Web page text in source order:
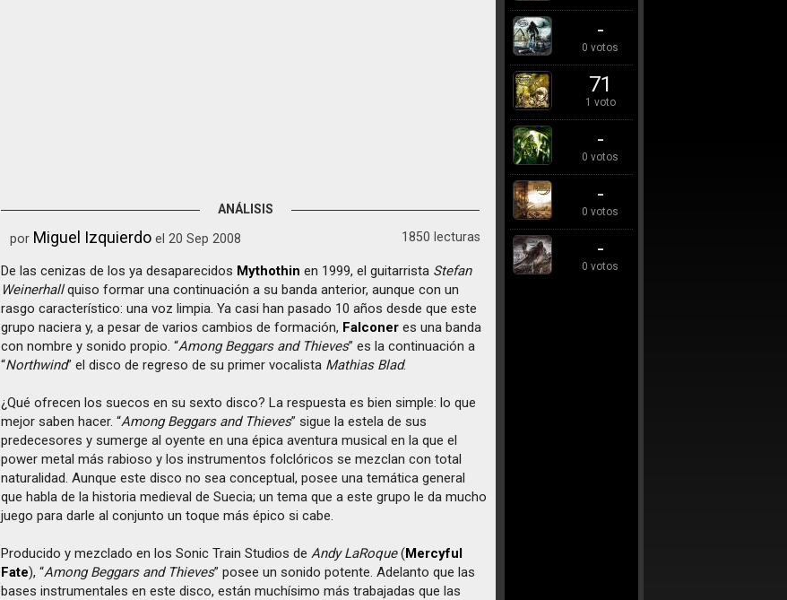
ANÁLISIS
por Miguel Izquierdo el 20 Sep 2008 1850 lecturas
De las cenizas de los ya desaparecidos Mythothin en 1999, el guitarrista Stefan
Weinerhallquiso formar una continuación a su banda anterior, aunque con un
rasgo característico: una voz limpia. Ya casi han pasado 10 años desde que este
grupo naciera y, a pesar de varios cambios de formación, Falconer es una banda
con nombre y sonido propio. “Among Beggars and Thieves” es la continuación a
“Northwind” el disco de regreso de su primer vocalista Mathias Blad.
¿Qué ofrecen los suecos en su sexto disco? La respuesta es bien simple: lo que
mejor saben hacer. “Among Beggars and Thieves” sigue la estela de sus
predecesores y sumerge al oyente en una épica aventura musical en la que el
power metal más rabioso y los instrumentos folclóricos se mezclan con total
naturalidad. Aunque este disco no sea conceptual, posee una temática general
que habla de la historia medieval de Suecia; un tema que a este grupo le da mucho
juego para darle al conjunto un toque más épico si cabe.
Producido y mezclado en los Sonic Train Studios deAndy LaRoque(Mercyful
Fate), “Among Beggars and Thieves” posee un sonido potente. Adelanto que las
bases instrumentales en este disco, están muchísimo más trabajadas que las
-
0 votos
71
1 voto
-
0 votos
-
0 votos
-
0 votos